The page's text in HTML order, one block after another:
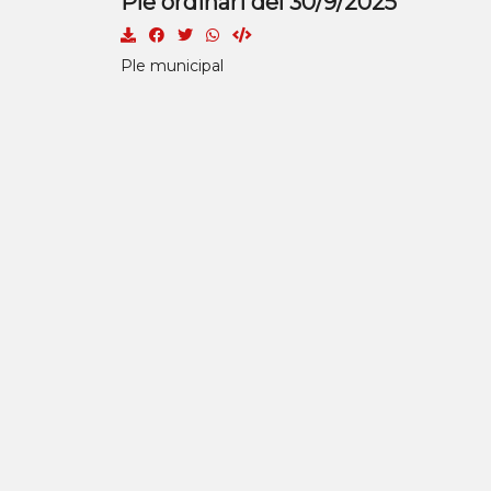
Ple municipal